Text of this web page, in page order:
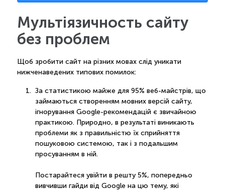
Мультіязичность сайту
без проблем
Щоб зробити сайт на різних мовах слід уникати
нижченаведених типових помилок:
За статистикою майже для 95% веб-майстрів, що
займаються створенням мовних версій сайту,
ігнорування Google-рекомендацій є звичайною
практикою. Природно, в результаті виникають
проблеми як з правильністю їх сприйняття
пошуковою системою, так і з подальшим
просуванням в ній.
Постарайтеся увійти в решту 5%, попередньо
вивчивши гайди від Google на цю тему, які